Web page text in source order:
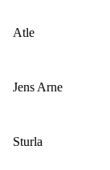
Atle
Jens Arne
Sturla